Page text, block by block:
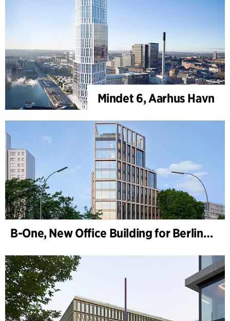
Mindet 6, Aarhus Havn
B-One, New Office Building for Berlin Hyp